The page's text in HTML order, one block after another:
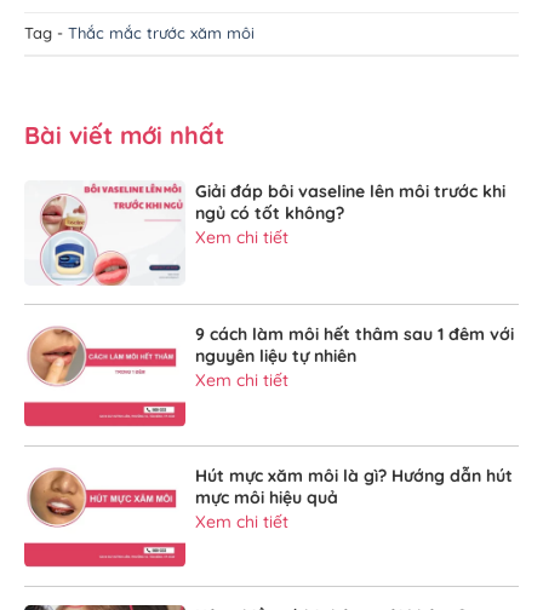
Tag - Thắc mắc trước xăm môi
Bài viết mới nhất
Giải đáp bôi vaseline lên môi trước khi
ngủ có tốt không?
Xem chi tiết
9 cách làm môi hết thâm sau 1 đêm với
nguyên liệu tự nhiên
Xem chi tiết
Hút mực xăm môi là gì? Hướng dẫn hút
mực môi hiệu quả
Xem chi tiết